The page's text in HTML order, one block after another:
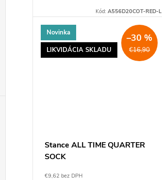
u
k
u
k
Kód:A556D20COT-RED-L
Novinka
LIKVIDÁCIA SKLADU
€16,90
–30 %
Stance ALL TIME QUARTER
SOCK
€9,62 bez DPH